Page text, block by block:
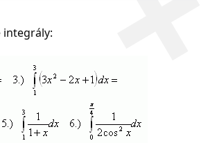
formula:
je spojitá v intervalu <a,b>, (kde a je
intervalu). Pak platí Leibniz -
integrály: